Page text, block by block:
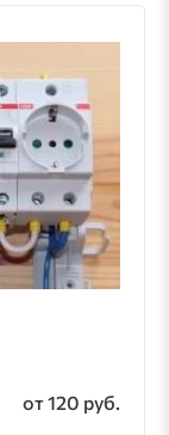
от 120 руб.